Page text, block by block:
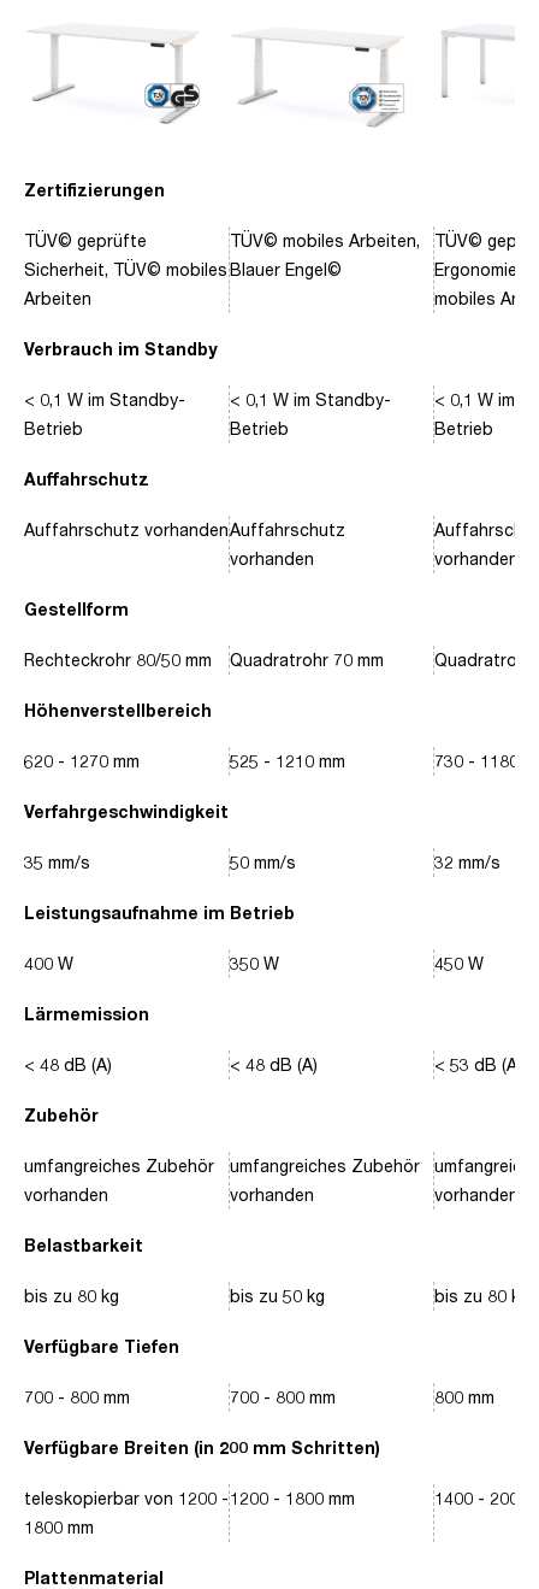
Zertifizierungen
Verbrauch im Standby
Auffahrschutz
Gestellform
Höhenverstellbereich
Verfahrgeschwindigkeit
Leistungsaufnahme im Betrieb
Lärmemission
Zubehör
Belastbarkeit
Verfügbare Tiefen
Verfügbare Breiten (in 200 mm Schritten)
Plattenmaterial
TÜV© geprüfte
Sicherheit, TÜV© mobiles
Arbeiten
< 0,1 W im Standby-
Betrieb
Auffahrschutz vorhanden
Rechteckrohr 80/50 mm
620 - 1270 mm
35 mm/s
400 W
< 48 dB (A)
umfangreiches Zubehör
vorhanden
bis zu 80 kg
700 - 800 mm
teleskopierbar von 1200 -
1800 mm
TÜV© mobiles Arbeiten,
Blauer Engel©
< 0,1 W im Standby-
Betrieb
Auffahrschutz
vorhanden
Quadratrohr 70 mm
525 - 1210 mm
50 mm/s
350 W
< 48 dB (A)
umfangreiches Zubehör
vorhanden
bis zu 50 kg
700 - 800 mm
1200 - 1800 mm
TÜV©
Ergonomie,
mobiles
< 0,1 W im
Betrieb
vorhanden
Quadratrohr
730 - 1180
32 mm/s
450 W
< 53 dB (A)
vorhanden
bis zu 80 kg
800 mm
1400 - 2000